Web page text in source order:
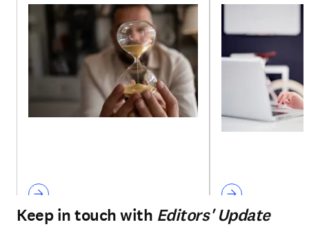
Keep in touch with Editors' Update